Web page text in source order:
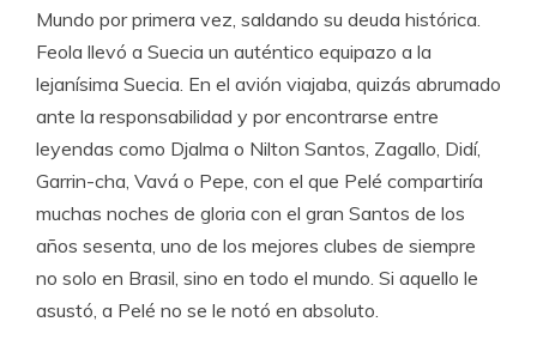
Mundo por primera vez, saldando su deuda histórica.
Feola llevó a Suecia un auténtico equipazo a la
lejanísima Suecia. En el avión viajaba, quizás abrumado
ante la responsabilidad y por encontrarse entre
leyendas como Djalma o Nilton Santos, Zagallo, Didí,
Garrin-cha, Vavá o Pepe, con el que Pelé compartiría
muchas noches de gloria con el gran Santos de los
años sesenta, uno de los mejores clubes de siempre
no solo en Brasil, sino en todo el mundo. Si aquello le
asustó, a Pelé no se le notó en absoluto.